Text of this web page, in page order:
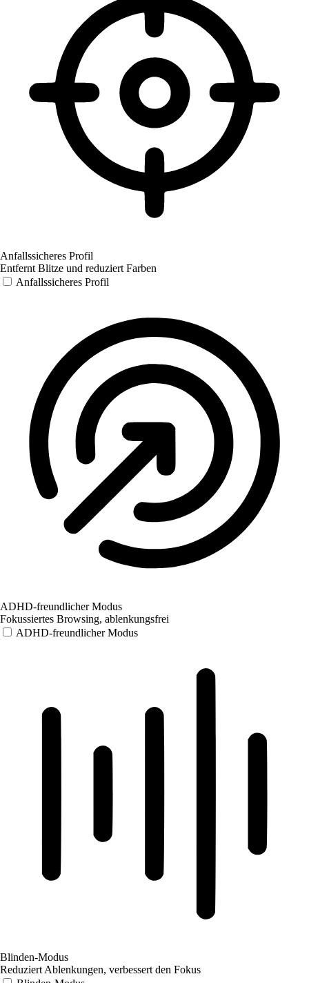
Anfallssicheres Profil
Entfernt Blitze und reduziert Farben
Anfallssicheres Profil
ADHD-freundlicher Modus
Fokussiertes Browsing, ablenkungsfrei
ADHD-freundlicher Modus
Blinden-Modus
Reduziert Ablenkungen, verbessert den Fokus